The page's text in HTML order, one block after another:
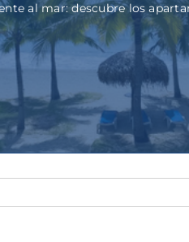
al mar: descubre los